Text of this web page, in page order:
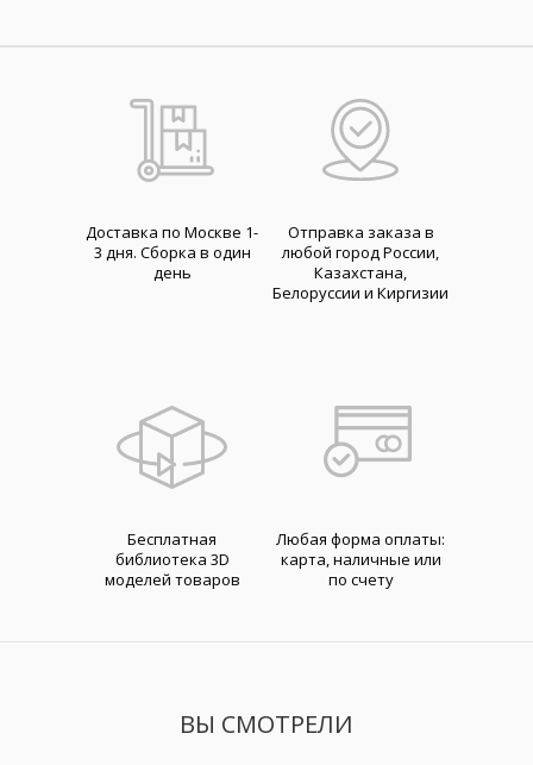
Доставка по Москве 1-
3 дня. Cборка в один
день
Отправка заказа в
любой город России,
Казахстана,
Белоруссии и Киргизии
Бесплатная
библиотека 3D
моделей товаров
Любая форма оплаты:
карта, наличные или
по счету
ВЫ СМОТРЕЛИ